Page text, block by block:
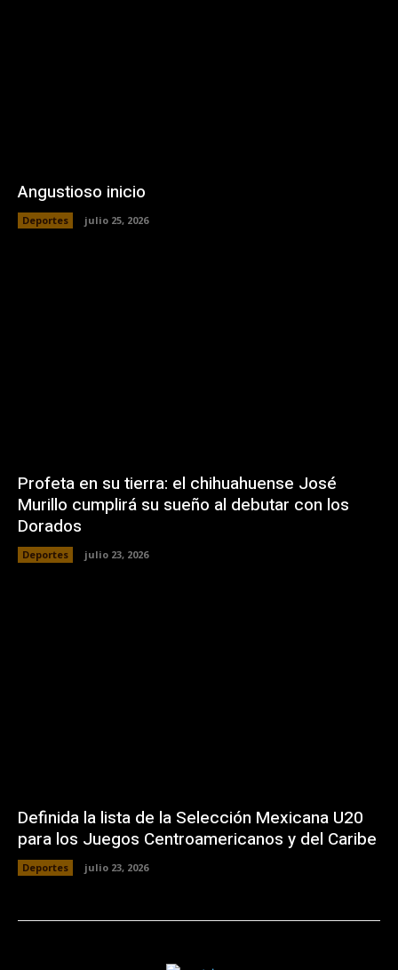
Angustioso inicio
Deportes julio 25, 2026
Profeta en su tierra: el chihuahuense José
Murillo cumplirá su sueño al debutar con los
Dorados
Deportes julio 23, 2026
Definida la lista de la Selección Mexicana U20
para los Juegos Centroamericanos y del Caribe
Deportes julio 23, 2026